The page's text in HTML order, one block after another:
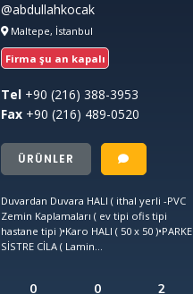
@abdullahkocak
Maltepe, İstanbul
Firma şu an kapalı
Tel +90 (216) 388-3953
Fax +90 (216) 489-0520
ÜRÜNLER
Duvardan Duvara HALI ( ithal yerli -PVC
Zemin Kaplamaları ( ev tipi ofis tipi
hastane tipi )•Karo HALI ( 50 x 50 )•PARKE
SİSTRE CİLA ( Lamin...
0 0 2